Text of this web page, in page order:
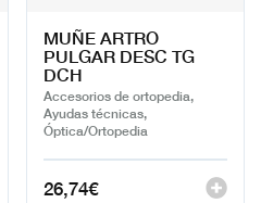
MUÑE ARTRO
PULGAR DESC TG
DCH
Accesorios de ortopedia,
Ayudas técnicas,
Óptica/Ortopedia
26,74€